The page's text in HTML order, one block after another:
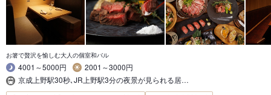
お箸で贅沢を愉しむ大人の個室和バル
4001～5000円
2001～3000円
京成上野駅30秒､JR上野駅3分の夜景が見られる居…